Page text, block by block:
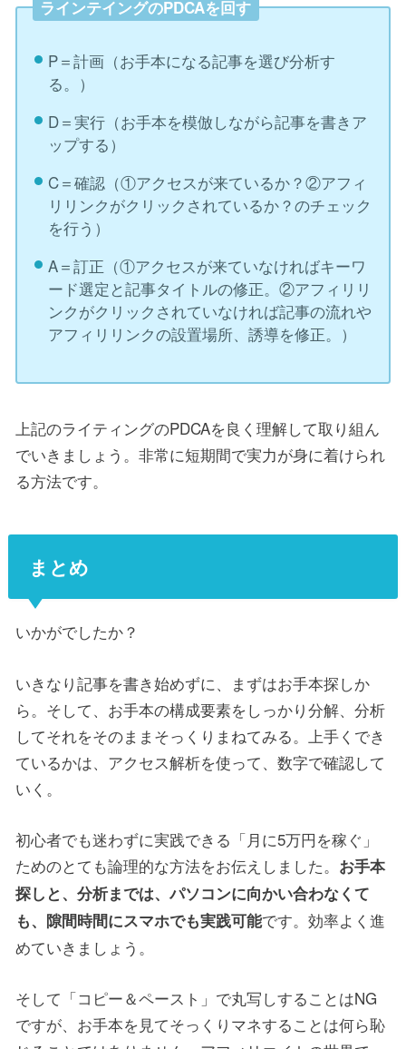
ラインテイングのPDCAを回す
P＝計画（お手本になる記事を選び分析す
る。）
D＝実行（お手本を模倣しながら記事を書きア
ップする）
C＝確認（①アクセスが来ているか？②アフィ
リリンクがクリックされているか？のチェック
を行う）
A＝訂正（①アクセスが来ていなければキーワ
ード選定と記事タイトルの修正。②アフィリリ
ンクがクリックされていなければ記事の流れや
アフィリリンクの設置場所、誘導を修正。）
上記のライティングのPDCAを良く理解して取り組ん
でいきましょう。非常に短期間で実力が身に着けられ
る方法です。
まとめ
いかがでしたか？
いきなり記事を書き始めずに、まずはお手本探しか
ら。そして、お手本の構成要素をしっかり分解、分析
してそれをそのままそっくりまねてみる。上手くでき
ているかは、アクセス解析を使って、数字で確認して
いく。
初心者でも迷わずに実践できる「月に5万円を稼ぐ」
ためのとても論理的な方法をお伝えしました。 お手本
探しと、分析までは、パソコンに向かい合わなくて
も、隙間時間にスマホでも実践可能です。効率よく進
めていきましょう。
そして「コピー＆ペースト」で丸写しすることはNG
ですが、お手本を見てそっくりマネすることは何ら恥